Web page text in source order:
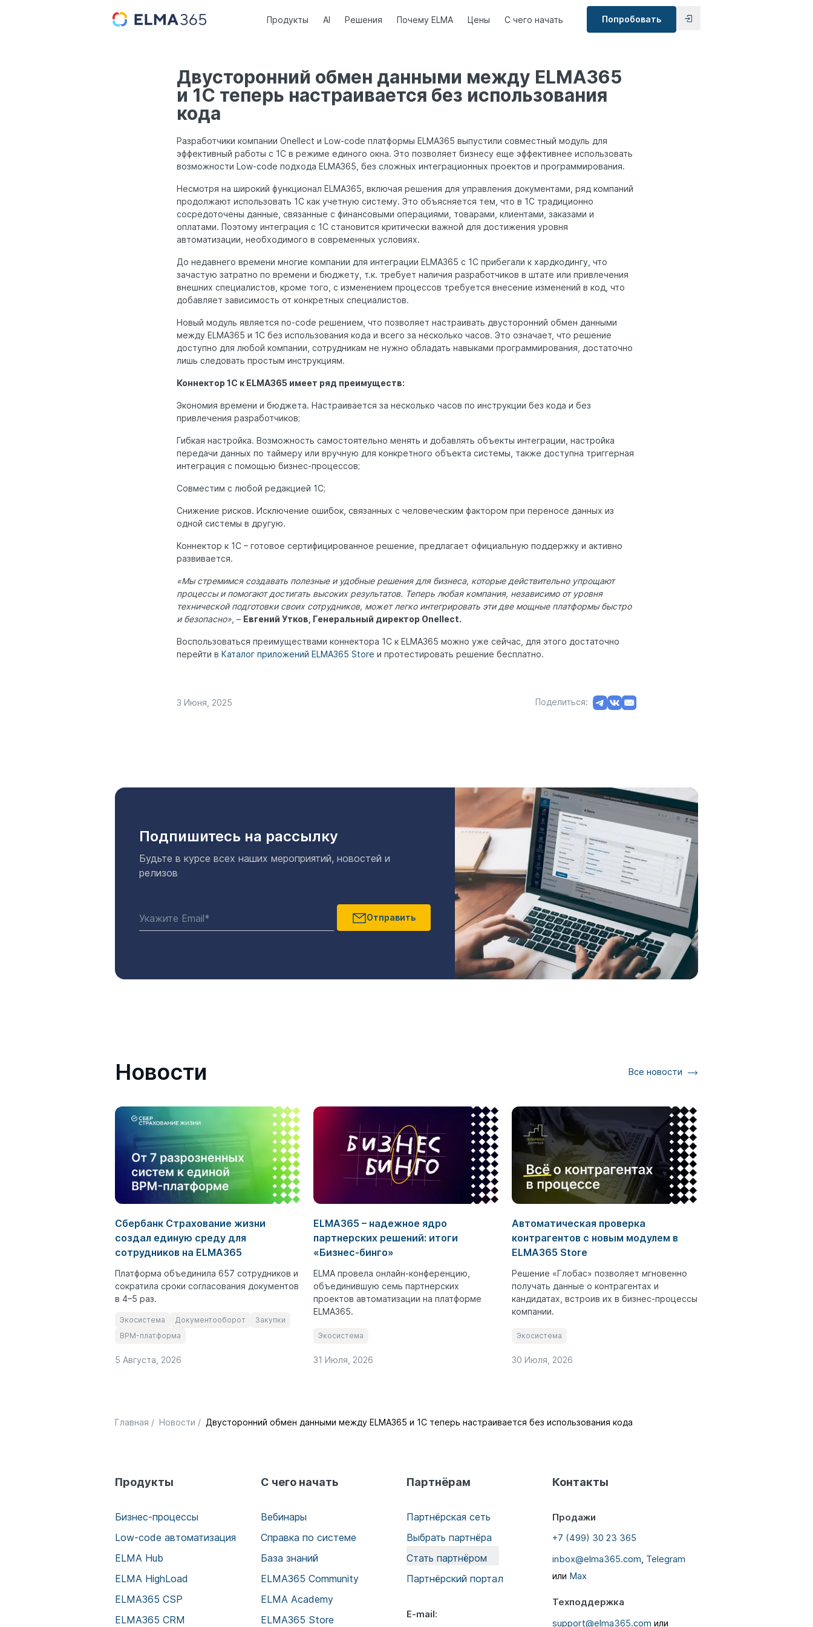
Продукты AI Решения Почему ELMA Цены С чего начать Попробовать
Двусторонний обмен данными между ELMA365
и 1С теперь настраивается без использования
кода
Разработчики компании Onellect и Low-code платформы ELMA365 выпустили совместный модуль для
эффективный работы с 1С в режиме единого окна. Это позволяет бизнесу еще эффективнее использовать
возможности Low-code подхода ELMA365, без сложных интеграционных проектов и программирования.
Несмотря на широкий функционал ELMA365, включая решения для управления документами, ряд компаний
продолжают использовать 1С как учетную систему. Это объясняется тем, что в 1С традиционно
сосредоточены данные, связанные с финансовыми операциями, товарами, клиентами, заказами и
оплатами. Поэтому интеграция с 1С становится критически важной для достижения уровня
автоматизации, необходимого в современных условиях.
До недавнего времени многие компании для интеграции ELMA365 с 1С прибегали к хардкодингу, что
зачастую затратно по времени и бюджету, т.к. требует наличия разработчиков в штате или привлечения
внешних специалистов, кроме того, с изменением процессов требуется внесение изменений в код, что
добавляет зависимость от конкретных специалистов.
Новый модуль является no-code решением, что позволяет настраивать двусторонний обмен данными
между ELMA365 и 1С без использования кода и всего за несколько часов. Это означает, что решение
доступно для любой компании, сотрудникам не нужно обладать навыками программирования, достаточно
лишь следовать простым инструкциям.
Коннектор 1С к ELMA365 имеет ряд преимуществ:
Экономия времени и бюджета. Настраивается за несколько часов по инструкции без кода и без
привлечения разработчиков;
Гибкая настройка. Возможность самостоятельно менять и добавлять объекты интеграции, настройка
передачи данных по таймеру или вручную для конкретного объекта системы, также доступна триггерная
интеграция с помощью бизнес-процессов;
Совместим с любой редакцией 1С;
Снижение рисков. Исключение ошибок, связанных с человеческим фактором при переносе данных из
одной системы в другую.
Коннектор к 1С – готовое сертифицированное решение, предлагает официальную поддержку и активно
развивается.
«Мы стремимся создавать полезные и удобные решения для бизнеса, которые действительно упрощают
процессы и помогают достигать высоких результатов. Теперь любая компания, независимо от уровня
технической подготовки своих сотрудников, может легко интегрировать эти две мощные платформы быстро
и безопасно» , – Евгений Утков, Генеральный директор Onellect.
Воспользоваться преимуществами коннектора 1С к ELMA365 можно уже сейчас, для этого достаточно
перейти в Каталог приложений ELMA365 Store и протестировать решение бесплатно.
3 Июня, 2025 Поделиться:
Подпишитесь на рассылку
Будьте в курсе всех наших мероприятий, новостей и
релизов
Отправить
Новости Все новости
Сбербанк Страхование жизни
создал единую среду для
сотрудников на ELMA365
Платформа объединила 657 сотрудников и
сократила сроки согласования документов
в 4–5 раз.
Экосистема Документооборот
Закупки
BPM-платформа
5 Августа, 2026
ELMA365 – надежное ядро
партнерских решений: итоги
«Бизнес-бинго»
ELMA провела онлайн-конференцию,
объединившую семь партнерских
проектов автоматизации на платформе
ELMA365.
Экосистема
31 Июля, 2026
Автоматическая проверка
контрагентов с новым модулем в
ELMA365 Store
Решение «Глобас» позволяет мгновенно
получать данные о контрагентах и
кандидатах, встроив их в бизнес-процессы
компании.
Экосистема
30 Июля, 2026
Главная / Новости / Двусторонний обмен данными между ELMA365 и 1С теперь настраивается без использования кода
Продукты
Бизнес-процессы
Low-code автоматизация
ELMA Hub
ELMA HighLoad
ELMA365 CSP
ELMA365 CRM
С чего начать
Вебинары
Справка по системе
База знаний
ELMA365 Community
ELMA Academy
ELMA365 Store
Партнёрам
Партнёрская сеть
Выбрать партнёра
Стать партнёром
Партнёрский портал
E-mail:
Контакты
Продажи
+7 (499) 30 23 365
inbox@elma365.com Telegram
или Max
Техподдержка
support@elma365.com или